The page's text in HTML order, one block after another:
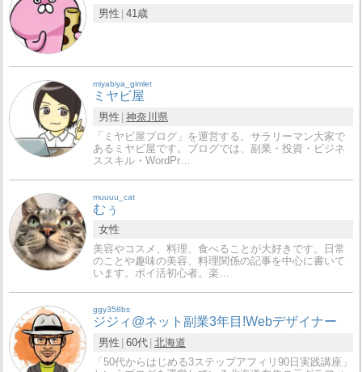
男性 41歳
miyabiya_gimlet
ミヤビ屋
男性 神奈川県
「ミヤビ屋ブログ」を運営する、サラリーマン大家で
あるミヤビ屋です。ブログでは、副業・投資・ビジネ
ススキル・WordPr…
muuuu_cat
むぅ
女性
美容やコスメ、料理、食べることが大好きです。日常
のことや趣味の美容、料理関係の記事を中心に書いて
います。ポイ活初心者。楽…
ggy358bs
ジジィ@ネット副業3年目!Webデザイナー
男性 60代 北海道
「50代からはじめる3ステップアフィリ90日実践講座」